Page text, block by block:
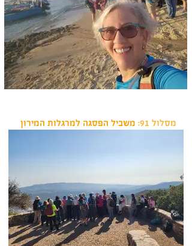
מסלול 91: משביל הפסגה למרגלות המירון